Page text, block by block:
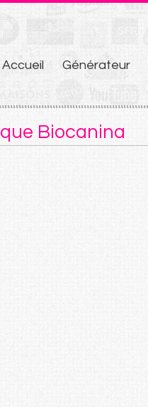
Aller
Accueil Générateur
Biocanina